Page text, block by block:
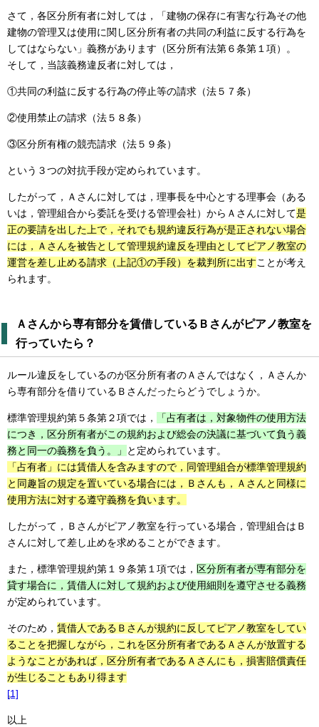
さて，各区分所有者に対しては，「建物の保存に有害な行為その他
建物の管理又は使用に関し区分所有者の共同の利益に反する行為を
してはならない」義務があります（区分所有法第６条第１項）。
そして，当該義務違反者に対しては，
①共同の利益に反する行為の停止等の請求（法５７条）
②使用禁止の請求（法５８条）
③区分所有権の競売請求（法５９条）
という３つの対抗手段が定められています。
したがって，Ａさんに対しては，理事長を中心とする理事会（ある
いは，管理組合から委託を受ける管理会社）からＡさんに対して是
正の要請を出した上で，それでも規約違反行為が是正されない場合
には，Ａさんを被告として管理規約違反を理由としてピアノ教室の
運営を差し止める請求（上記①の手段）を裁判所に出すことが考え
られます。
Ａさんから専有部分を賃借しているＢさんがピアノ教室を
行っていたら？
ルール違反をしているのが区分所有者のＡさんではなく，Ａさんか
ら専有部分を借りているＢさんだったらどうでしょうか。
標準管理規約第５条第２項では，
「占有者は，対象物件の使用方法
につき，区分所有者がこの規約および総会の決議に基づいて負う義
務と同一の義務を負う。」
と定められています。
「占有者」には賃借人を含みますので，同管理組合が標準管理規約
と同趣旨の規定を置いている場合には，Ｂさんも，Ａさんと同様に
使用方法に対する遵守義務を負います。
したがって，Ｂさんがピアノ教室を行っている場合，管理組合はＢ
さんに対して差し止めを求めることができます。
また，標準管理規約第１９条第１項では， 区分所有者が専有部分を
貸す場合に，賃借人に対して規約および使用細則を遵守させる義務
が定められています。
そのため， 賃借人であるＢさんが規約に反してピアノ教室をしてい
ることを把握しながら，これを区分所有者であるＡさんが放置する
ようなことがあれば，区分所有者であるＡさんにも，損害賠償責任
が生じることもあり得ます
[1]
。
以上